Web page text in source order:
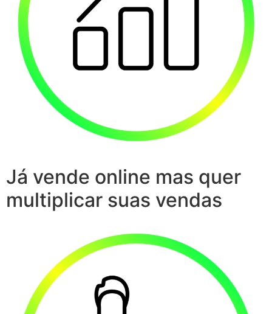
Já vende online mas quer
multiplicar suas vendas